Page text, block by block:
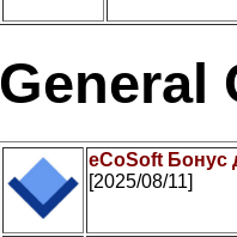
General
eCoSoft Бонус
[2025/08/11]